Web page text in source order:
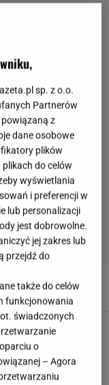
TEMATÓW
Zginęły dwie
sp. z o.o.
Partnerów
powiązaną z
dane osobowe
plików
do celów
wyświetlania
i preferencji w
lub personalizacji
jest dobrowolne.
jej zakres lub
przejdź do
także do celów
funkcjonowania
świadczonych
o
– Agora